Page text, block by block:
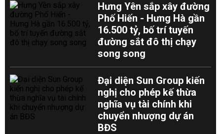
Hưng Yên sắp xây đường
Phố Hiến - Hưng Hà gần
16.500 tỷ, bố trí tuyến
đường sắt đô thị chạy
song song
Đại diện Sun Group kiến
nghị cho phép kế thừa
nghĩa vụ tài chính khi
chuyển nhượng dự án
BĐS